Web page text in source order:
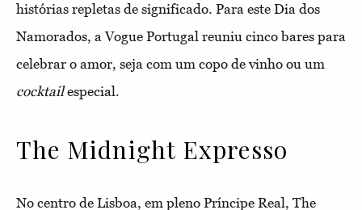
histórias repletas de significado. Para este Dia dos
Namorados, a Vogue Portugal reuniu cinco bares para
celebrar o amor, seja com um copo de vinho ou um
cocktailespecial.
The Midnight Expresso
No centro de Lisboa, em pleno Príncipe Real, The